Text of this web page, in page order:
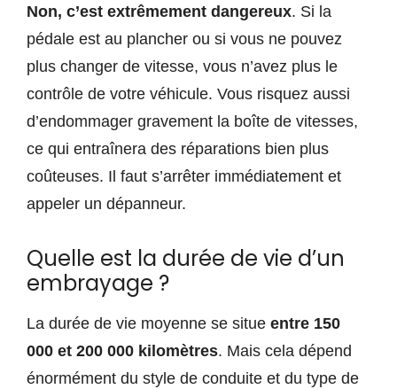
Non, c’est extrêmement dangereux. Si la
pédale est au plancher ou si vous ne pouvez
plus changer de vitesse, vous n’avez plus le
contrôle de votre véhicule. Vous risquez aussi
d’endommager gravement la boîte de vitesses,
ce qui entraînera des réparations bien plus
coûteuses. Il faut s’arrêter immédiatement et
appeler un dépanneur.
Quelle est la durée de vie d’un
embrayage ?
La durée de vie moyenne se situe entre 150
000 et 200 000 kilomètres. Mais cela dépend
énormément du style de conduite et du type de